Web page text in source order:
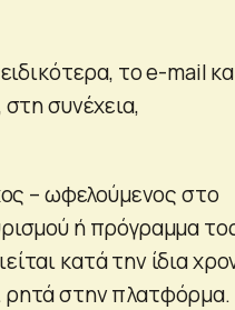
το e-mail
συνέχεια,
– ωφελούμενος στο
ή πρόγραμμα
κατά την ίδια
ρητά στην πλατφόρμα.